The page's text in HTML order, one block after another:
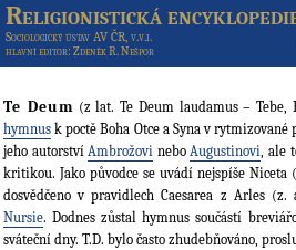
Religionistická
Sociologický ústav AV ČR, v.v.i.
hlavní editor: Zdeněk R. Nešpor
Te Deum(z lat. Te Deum laudamus –
hymnus k poctě Boha Otce a Syna v
jeho autorstvíAmbrožovi neboAugustinovi, ale
kritikou. Jako původce se uvádí nejspíše Niceta
dosvědčeno v pravidlech Caesarea z Arles
Nursie. Dodnes zůstal hymnus součástí
sváteční dny. T.D. bylo často zhudebňováno,